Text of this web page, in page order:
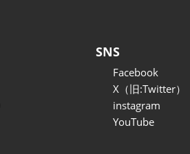
SNS
Facebook
X（旧:Twitter）
instagram
YouTube